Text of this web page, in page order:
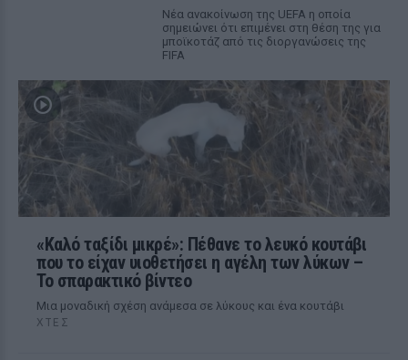
Νέα ανακοίνωση της UEFA η οποία
σημειώνει ότι επιμένει στη θέση της για
μποϊκοτάζ από τις διοργανώσεις της
FIFA
«Καλό ταξίδι μικρέ»: Πέθανε το λευκό κουτάβι
που το είχαν υιοθετήσει η αγέλη των λύκων –
Το σπαρακτικό βίντεο
Μια μοναδική σχέση ανάμεσα σε λύκους και ένα κουτάβι
ΧΤΕΣ